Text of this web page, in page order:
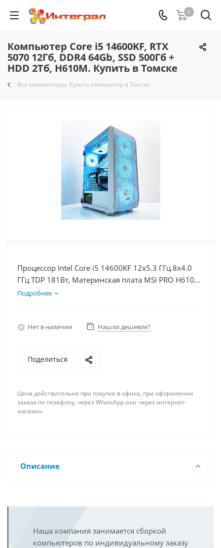
0
Компьютер Core i5 14600KF, RTX
5070 12Гб, DDR4 64Gb, SSD 500Гб +
HDD 2Тб, H610M. Купить в Томске
Все компьютеры. Купить компьютер в Томске
Процессор Intel Core i5 14600KF 12x5.3 ГГц 8x4.0
ГГц TDP 181Вт, Материнская плата MSI PRO H610M-
E, Видеокарта RTX 5070 12Гб, Память DDR4 64Gb,
Подробнее
Нет в наличии Нашли дешевле?
Поделиться
Цена действительна при покупке в офисе, при оформлении
заказа по телефону, через WhatsApp или через интернет-
магазин.
Описание
Наша компания занимается сборкой
компьютеров по индивидуальному заказу